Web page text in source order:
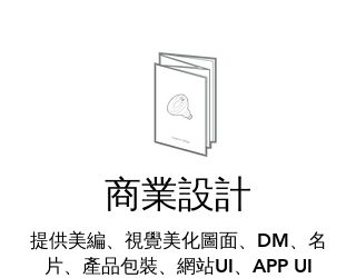
商業設計
提供美編、視覺美化圖面、DM、名
片、產品包裝、網站UI、APP UI